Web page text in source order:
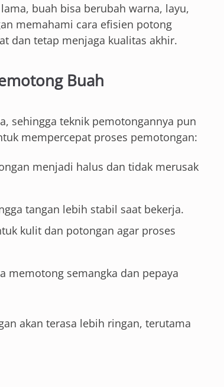
buah bisa berubah warna, layu,
memahami cara efisien potong
dan tetap menjaga kualitas akhir.
Buah
sehingga teknik pemotongannya pun
mempercepat proses pemotongan:
menjadi halus dan tidak merusak
tangan lebih stabil saat bekerja.
kulit dan potongan agar proses
memotong semangka dan pepaya
akan terasa lebih ringan, terutama